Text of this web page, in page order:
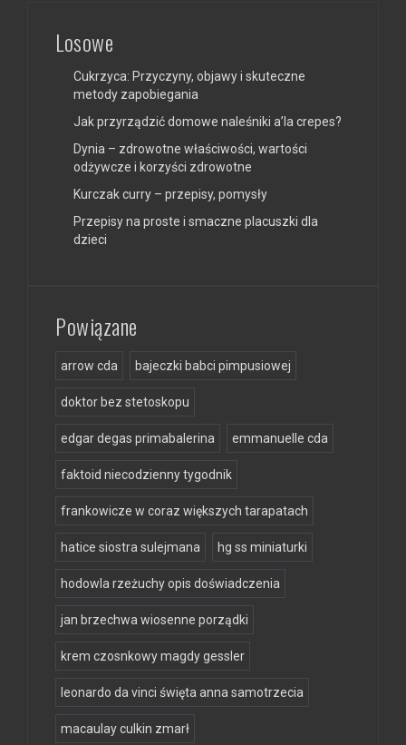
Losowe
Cukrzyca: Przyczyny, objawy i skuteczne
metody zapobiegania
Jak przyrządzić domowe naleśniki a’la crepes?
Dynia – zdrowotne właściwości, wartości
odżywcze i korzyści zdrowotne
Kurczak curry – przepisy, pomysły
Przepisy na proste i smaczne placuszki dla
dzieci
Powiązane
arrow cda bajeczki babci pimpusiowej
doktor bez stetoskopu
edgar degas primabalerina emmanuelle cda
faktoid niecodzienny tygodnik
frankowicze w coraz większych tarapatach
hatice siostra sulejmana hg ss miniaturki
hodowla rzeżuchy opis doświadczenia
jan brzechwa wiosenne porządki
krem czosnkowy magdy gessler
leonardo da vinci święta anna samotrzecia
macaulay culkin zmarł